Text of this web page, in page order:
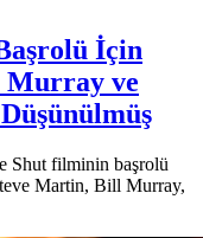
İçin
Murray ve
Shut filminin başrolü
Martin, Bill Murray,